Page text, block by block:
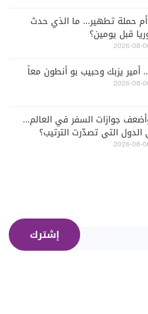
أم حملة تطهير... ما الذي حدث
قبل يومين؟
أمير يزبك وحبيب بو أنطون معاً
جوازات السفر في العالم...
التي تصدّرت الترتيب؟
إشترك